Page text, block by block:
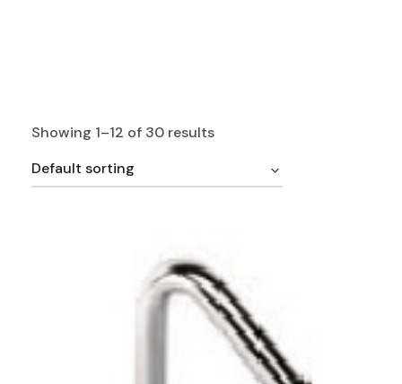
Showing 1–12 of 30 results
Default sorting